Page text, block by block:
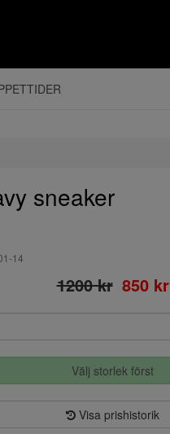
sneaker
14
1200 kr 850 kr
Välj storlek först
Visa prishistorik